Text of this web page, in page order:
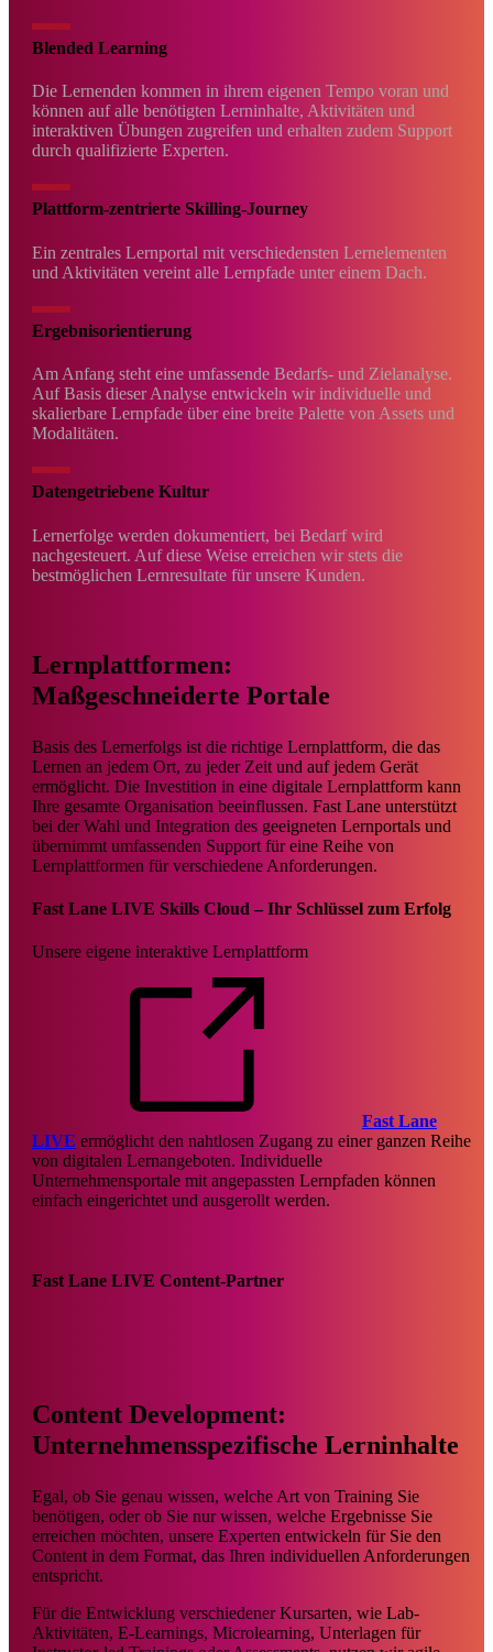
Blended Learning
Die Lernenden kommen in ihrem eigenen Tempo voran und
können auf alle benötigten Lerninhalte, Aktivitäten und
interaktiven Übungen zugreifen und erhalten zudem Support
durch qualifizierte Experten.
Plattform-zentrierte Skilling-Journey
Ein zentrales Lernportal mit verschiedensten Lernelementen
und Aktivitäten vereint alle Lernpfade unter einem Dach.
Ergebnisorientierung
Am Anfang steht eine umfassende Bedarfs- und Zielanalyse.
Auf Basis dieser Analyse entwickeln wir individuelle und
skalierbare Lernpfade über eine breite Palette von Assets und
Modalitäten.
Datengetriebene Kultur
Lernerfolge werden dokumentiert, bei Bedarf wird
nachgesteuert. Auf diese Weise erreichen wir stets die
bestmöglichen Lernresultate für unsere Kunden.
Lernplattformen:
Maßgeschneiderte Portale
Basis des Lernerfolgs ist die richtige Lernplattform, die das
Lernen an jedem Ort, zu jeder Zeit und auf jedem Gerät
ermöglicht. Die Investition in eine digitale Lernplattform kann
Ihre gesamte Organisation beeinflussen. Fast Lane unterstützt
bei der Wahl und Integration des geeigneten Lernportals und
übernimmt umfassenden Support für eine Reihe von
Lernplattformen für verschiedene Anforderungen.
Fast Lane LIVE Skills Cloud – Ihr Schlüssel zum Erfolg
Unsere eigene interaktive Lernplattform
Fast Lane
LIVE ermöglicht den nahtlosen Zugang zu einer ganzen Reihe
von digitalen Lernangeboten. Individuelle
Unternehmensportale mit angepassten Lernpfaden können
einfach eingerichtet und ausgerollt werden.
Fast Lane LIVE Content-Partner
Content Development:
Unternehmensspezifische Lerninhalte
Egal, ob Sie genau wissen, welche Art von Training Sie
benötigen, oder ob Sie nur wissen, welche Ergebnisse Sie
erreichen möchten, unsere Experten entwickeln für Sie den
Content in dem Format, das Ihren individuellen Anforderungen
entspricht.
Für die Entwicklung verschiedener Kursarten, wie Lab-
Aktivitäten, E-Learnings, Microlearning, Unterlagen für